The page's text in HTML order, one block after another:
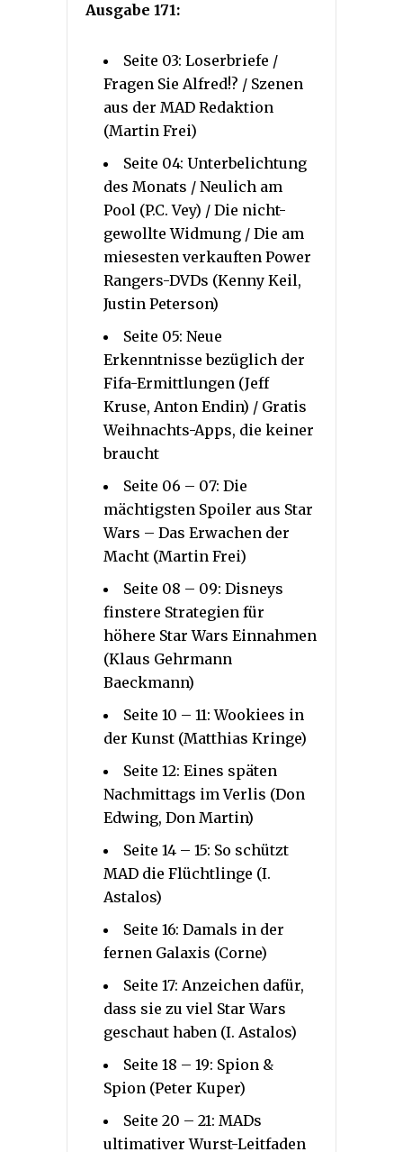
Ausgabe 171:
Seite 03: Loserbriefe /
Fragen Sie Alfred!? / Szenen
aus der MAD Redaktion
(Martin Frei)
Seite 04: Unterbelichtung
des Monats / Neulich am
Pool (P.C. Vey) / Die nicht-
gewollte Widmung / Die am
miesesten verkauften Power
Rangers-DVDs (Kenny Keil,
Justin Peterson)
Seite 05: Neue
Erkenntnisse bezüglich der
Fifa-Ermittlungen (Jeff
Kruse, Anton Endin) / Gratis
Weihnachts-Apps, die keiner
braucht
Seite 06 – 07: Die
mächtigsten Spoiler aus Star
Wars – Das Erwachen der
Macht (Martin Frei)
Seite 08 – 09: Disneys
finstere Strategien für
höhere Star Wars Einnahmen
(Klaus Gehrmann
Baeckmann)
Seite 10 – 11: Wookiees in
der Kunst (Matthias Kringe)
Seite 12: Eines späten
Nachmittags im Verlis (Don
Edwing, Don Martin)
Seite 14 – 15: So schützt
MAD die Flüchtlinge (I.
Astalos)
Seite 16: Damals in der
fernen Galaxis (Corne)
Seite 17: Anzeichen dafür,
dass sie zu viel Star Wars
geschaut haben (I. Astalos)
Seite 18 – 19: Spion &
Spion (Peter Kuper)
Seite 20 – 21: MADs
ultimativer Wurst-Leitfaden